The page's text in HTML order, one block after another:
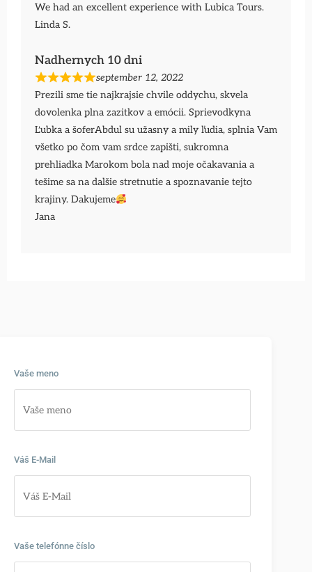
We had an excellent experience with Lubica Tours.
Linda S.
Nadhernych 10 dni
september 12, 2022
Prezili sme tie najkrajsie chvile oddychu, skvela
dovolenka plna zazitkov a emócii. Sprievodkyna
Ľubka a šoferAbdul su užasny a mily ľudia, splnia Vam
všetko po čom vam srdce zapišti, sukromna
prehliadka Marokom bola nad moje očakavania a
tešime sa na dalšie stretnutie a spoznavanie tejto
krajiny. Dakujeme
Jana
Vaše meno
Váš E-Mail
Vaše telefónne číslo